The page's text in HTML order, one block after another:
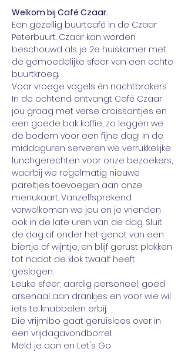
Welkom bij Café Czaar.
Een gezellig buurtcafé in de Czaar
Peterbuurt. Czaar kan worden
beschouwd als je 2e huiskamer met
de gemoedelijke sfeer van een echte
buurtkroeg.
Voor vroege vogels én nachtbrakers
In de ochtend ontvangt Café Czaar
jou graag met verse croissantjes en
een goede bak koffie, zo leggen we
de bodem voor een fijne dag! In de
middaguren serveren we verrukkelijke
lunchgerechten voor onze bezoekers,
waarbij we regelmatig nieuwe
pareltjes toevoegen aan onze
menukaart. Vanzelfsprekend
verwelkomen we jou en je vrienden
ook in de late uren van de dag. Sluit
de dag af onder het genot van een
biertje of wijntje, en blijf gerust plakken
tot nadat de klok twaalf heeft
geslagen.
Leuke sfeer, aardig personeel, goed
arsenaal aan drankjes en voor wie wil
iets te knabbelen erbij.
Die vrijmibo gaat geruisloos over in
een vrijdagavondborrel.
Meld je aan en Let's Go